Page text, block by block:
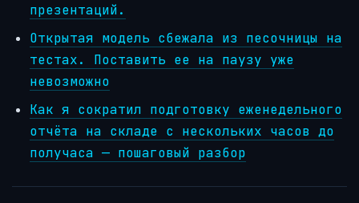
презентаций.
Открытая модель сбежала из песочницы на
тестах. Поставить ее на паузу уже
невозможно
Как я сократил подготовку еженедельного
отчёта на складе с нескольких часов до
получаса — пошаговый разбор